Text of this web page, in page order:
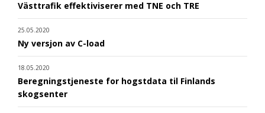
Västtrafik effektiviserer med TNE och TRE
25.05.2020
Ny versjon av C-load
18.05.2020
Beregningstjeneste for hogstdata til Finlands
skogsenter